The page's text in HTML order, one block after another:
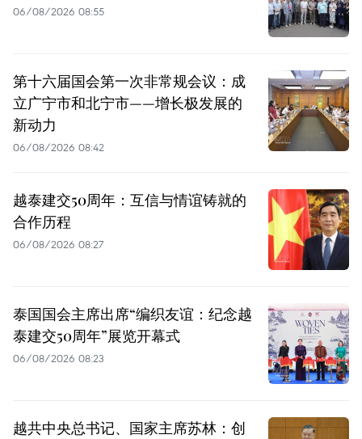
06/08/2026 08:55
第十六届国会第一次非常规会议：成
立广宁市和北宁市——增长极发展的
新动力
06/08/2026 08:42
越泰建交50周年：互信与情谊铸就的
合作历程
06/08/2026 08:27
泰国国会主席出席“编织友谊：纪念越
泰建交50周年”展览开幕式
06/08/2026 08:23
越共中央总书记、国家主席苏林：创